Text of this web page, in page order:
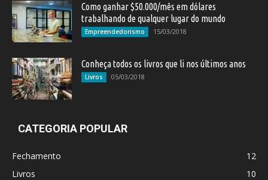
Como ganhar $50.000/mês em dólares
trabalhando de qualquer lugar do mundo
Empreendedorismo 15/03/2018
Conheça todos os livros que li nos últimos anos
Livros 05/03/2018
CATEGORIA POPULAR
Fechamento
12
Livros
10